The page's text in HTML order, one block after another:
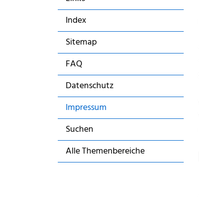
Index
Sitemap
FAQ
Datenschutz
Impressum
(ausgewählt)
Suchen
Alle Themenbereiche